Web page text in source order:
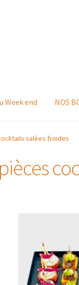
Week end NOS
salées froides